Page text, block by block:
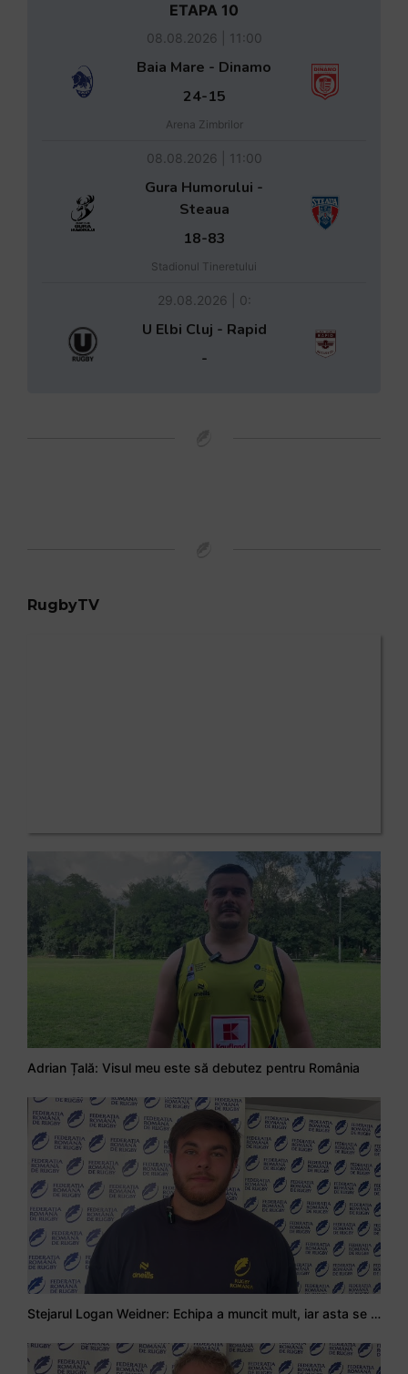
ETAPA 10
08.08.2026 | 11:00
Baia Mare - Dinamo
24-15
Arena Zimbrilor
08.08.2026 | 11:00
Gura Humorului -
Steaua
18-83
Stadionul Tineretului
29.08.2026 | 0:
U Elbi Cluj - Rapid
-
RugbyTV
Adrian Țală: Visul meu este să debutez pentru România
Stejarul Logan Weidner: Echipa a muncit mult, iar asta se va vedea în meciurile de la Nations Cup